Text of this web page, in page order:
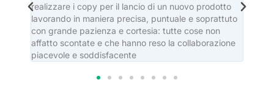
realizzare i copy per il lancio di un nuovo prodotto
lavorando in maniera precisa, puntuale e soprattuto
con grande pazienza e cortesia: tutte cose non
affatto scontate e che hanno reso la collaborazione
piacevole e soddisfacente